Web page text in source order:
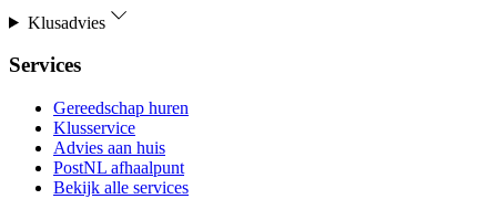
Klusadvies
Services
Gereedschap huren
Klusservice
Advies aan huis
PostNL afhaalpunt
Bekijk alle services